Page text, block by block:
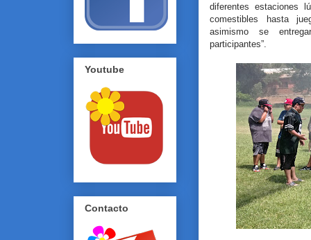
diferentes estaciones
comestibles hasta
asimismo se
participantes”.
Youtube
Contacto